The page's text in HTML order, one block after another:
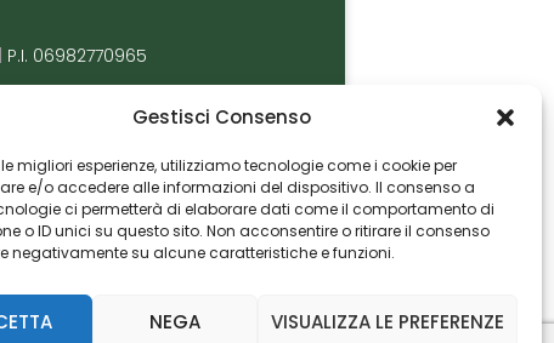
Gestisci Consenso
le migliori esperienze, utilizziamo tecnologie come i cookie per
e/o accedere alle informazioni del dispositivo. Il consenso a
ci permetterà di elaborare dati come il comportamento di
o ID unici su questo sito. Non acconsentire o ritirare il consenso
negativamente su alcune caratteristiche e funzioni.
NEGA VISUALIZZA LE PREFERENZE
P.I. 06982770965